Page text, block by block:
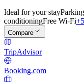
Ideal for your stayParking
conditioningFree Wi-Fi
Compare
TripAdvisor
Booking.com